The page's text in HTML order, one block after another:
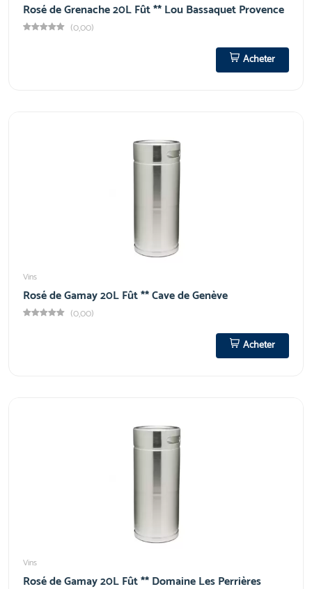
Rosé de Grenache 20L Fût ** Lou Bassaquet Provence
(0,00)
Acheter
Vins
Rosé de Gamay 20L Fût ** Cave de Genève
(0,00)
Acheter
Vins
Rosé de Gamay 20L Fût ** Domaine Les Perrières